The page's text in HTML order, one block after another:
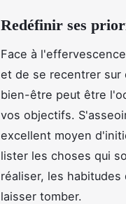
Redéfinir ses
Face à
et de se recentrer sur
bien-être peut être
vos objectifs.
excellent moyen
lister les choses qui
réaliser, les
laisser tomber.